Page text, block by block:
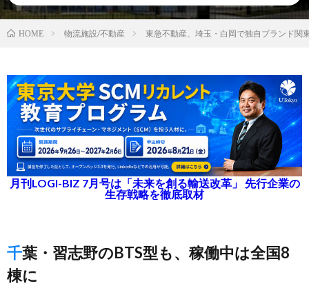
HOME 物流施設/不動産 東急不動産、埼玉・白岡で独自ブランド関
月刊LOGI-BIZ 7月号は「未来を創る輸送改革」 先行企業の
生存戦略を徹底取材
千葉・習志野のBTS型も、稼働中は全国8
棟に